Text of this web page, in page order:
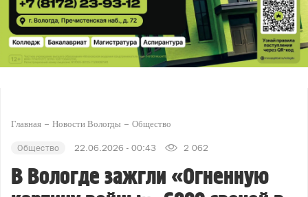
Главная Новости Вологды Общество
Общество 22.06.2026 - 00:43 2 062
В Вологде зажгли «Огненную